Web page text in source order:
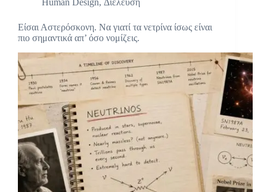
Human Design, Διέλευση
Είσαι Αστερόσκονη. Να γιατί τα νετρίνα ίσως είναι
πιο σημαντικά απ’ όσο νομίζεις.